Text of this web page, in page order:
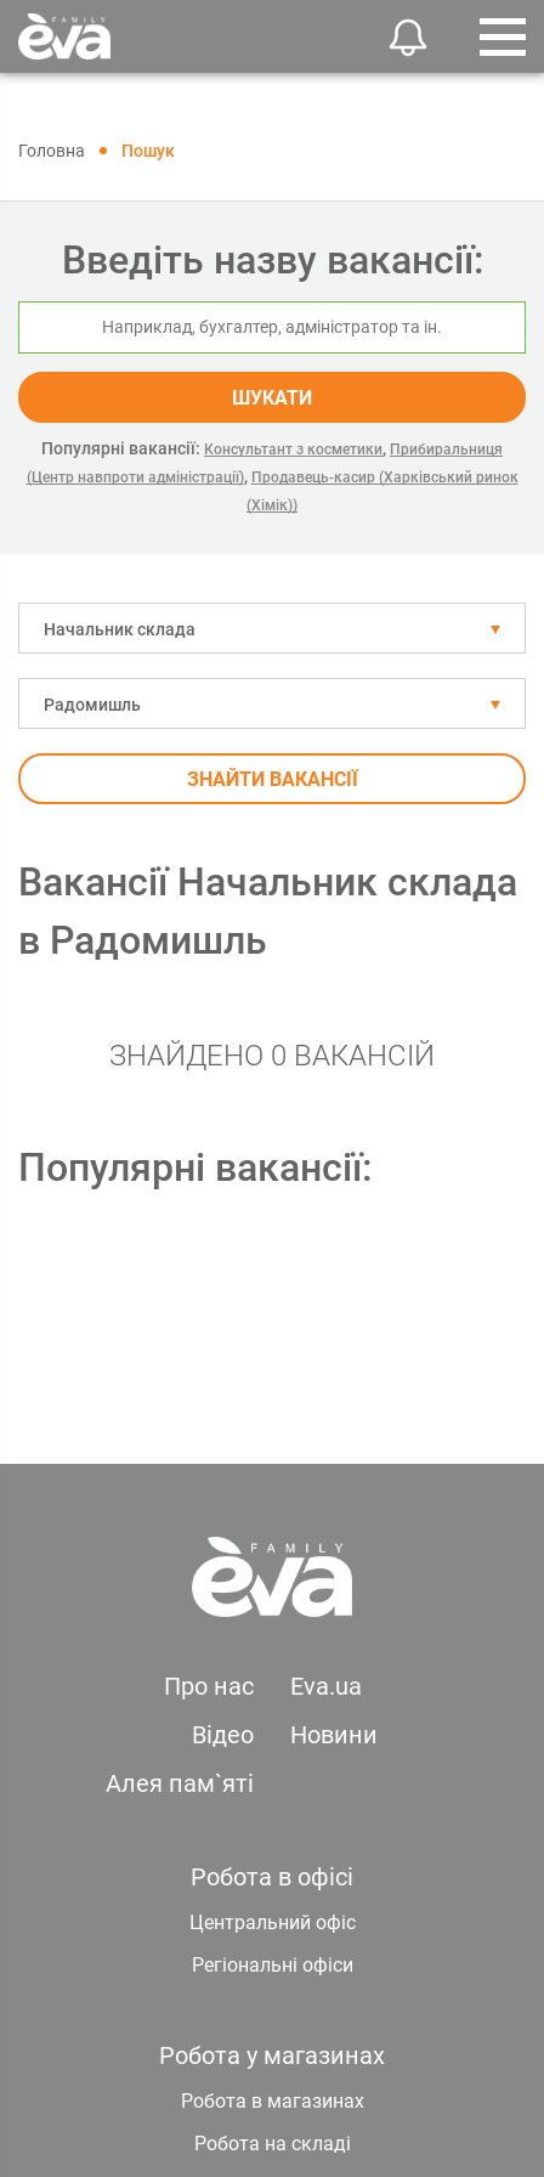
Головна Пошук
Введіть назву вакансії:
ШУКАТИ
Популярні вакансії: Консультант з косметики, Прибиральниця
(Центр навпроти адміністрації), Продавець-касир (Харківський ринок
(Хімік))
Начальник склада
Радомишль
ЗНАЙТИ ВАКАНСІЇ
Вакансії Начальник склада
в Радомишль
ЗНАЙДЕНО 0 ВАКАНСІЙ
Популярні вакансії:
Про нас
Eva.ua
Відео
Новини
Алея пам`яті
Робота в офісі
Центральний офіс
Регіональні офіси
Робота у магазинах
Робота в магазинах
Робота на складі